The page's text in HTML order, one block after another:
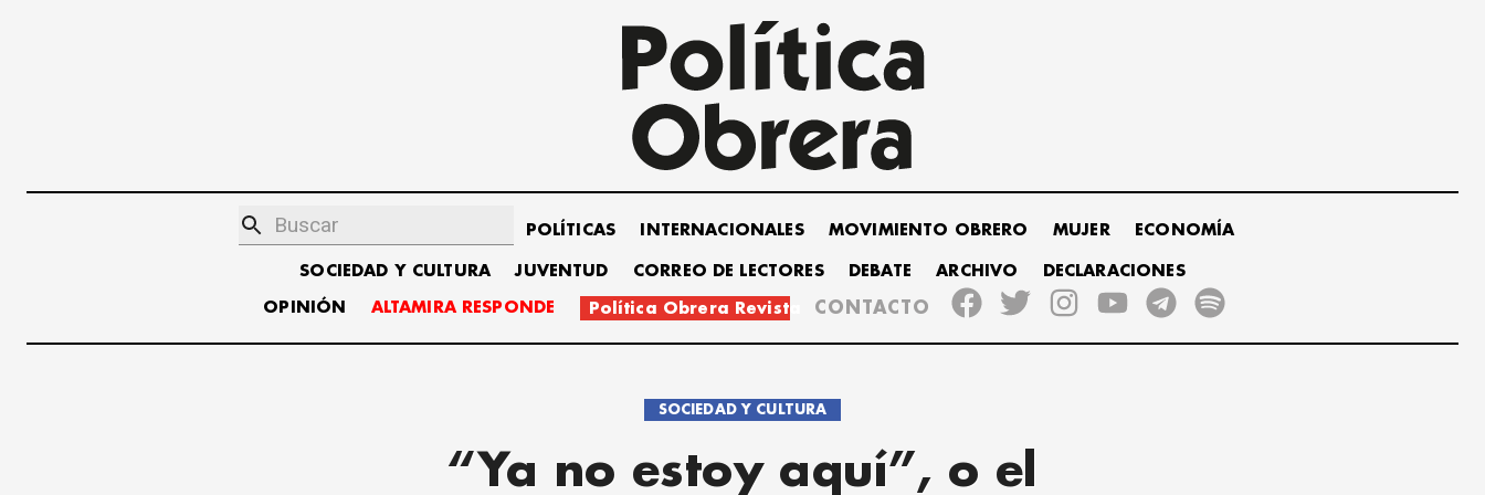
POLÍTICAS INTERNACIONALES MOVIMIENTO OBRERO MUJER ECONOMÍA
SOCIEDAD Y CULTURA JUVENTUD CORREO DE LECTORES DEBATE ARCHIVO DECLARACIONES
OPINIÓN ALTAMIRA RESPONDE Política Obrera Revista CONTACTO
SOCIEDAD Y CULTURA
“Ya no estoy aquí”, o el